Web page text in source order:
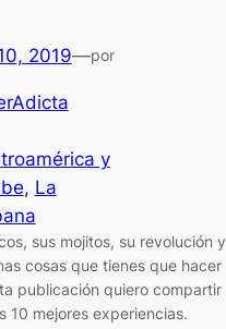
2019—por
y
, La
sus mojitos, su revolución y
cosas que tienes que hacer
publicación quiero compartir
10 mejores experiencias.